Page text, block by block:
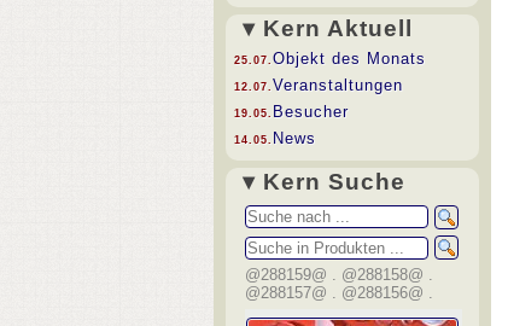
▾ Kern Aktuell
25.07. Objekt des Monats
12.07. Veranstaltungen
19.05. Besucher
14.05. News
▾ Kern Suche
@288159@ . @288158@ .
@288157@ . @288156@ .